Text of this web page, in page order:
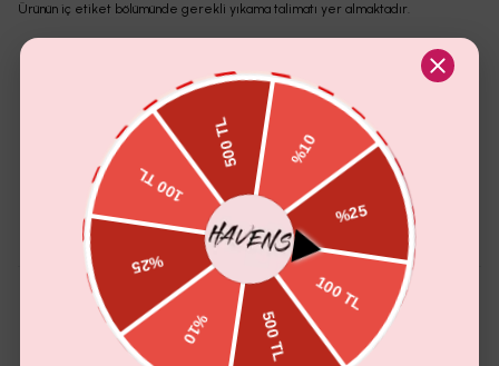
Ürünün iç etiket bölümünde gerekli yıkama talimatı yer almaktadır.
Yorumlar(4)
Yorum Ekle
4.0
Güzel elbşse
Güzel elbise ama renk biraz farlı
Veranika U.
4.0
NurayA.